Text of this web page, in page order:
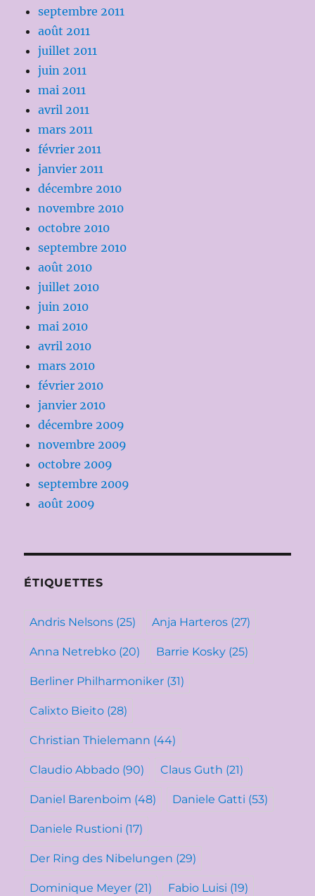
septembre 2011
août 2011
juillet 2011
juin 2011
mai 2011
avril 2011
mars 2011
février 2011
janvier 2011
décembre 2010
novembre 2010
octobre 2010
septembre 2010
août 2010
juillet 2010
juin 2010
mai 2010
avril 2010
mars 2010
février 2010
janvier 2010
décembre 2009
novembre 2009
octobre 2009
septembre 2009
août 2009
ÉTIQUETTES
Andris Nelsons (25) Anja Harteros (27)
Anna Netrebko (20) Barrie Kosky (25)
Berliner Philharmoniker (31)
Calixto Bieito (28)
Christian Thielemann (44)
Claudio Abbado (90) Claus Guth (21)
Daniel Barenboim (48) Daniele Gatti (53)
Daniele Rustioni (17)
Der Ring des Nibelungen (29)
Dominique Meyer (21) Fabio Luisi (19)